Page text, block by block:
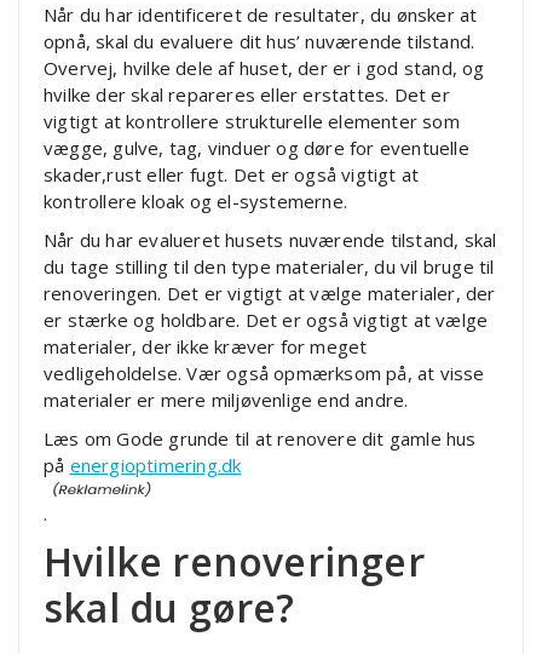
Når du har identificeret de resultater, du ønsker at
opnå, skal du evaluere dit hus’ nuværende tilstand.
Overvej, hvilke dele af huset, der er i god stand, og
hvilke der skal repareres eller erstattes. Det er
vigtigt at kontrollere strukturelle elementer som
vægge, gulve, tag, vinduer og døre for eventuelle
skader,rust eller fugt. Det er også vigtigt at
kontrollere kloak og el-systemerne.
Når du har evalueret husets nuværende tilstand, skal
du tage stilling til den type materialer, du vil bruge til
renoveringen. Det er vigtigt at vælge materialer, der
er stærke og holdbare. Det er også vigtigt at vælge
materialer, der ikke kræver for meget
vedligeholdelse. Vær også opmærksom på, at visse
materialer er mere miljøvenlige end andre.
Læs om Gode grunde til at renovere dit gamle hus
på energioptimering.dk
.
Hvilke renoveringer
skal du gøre?